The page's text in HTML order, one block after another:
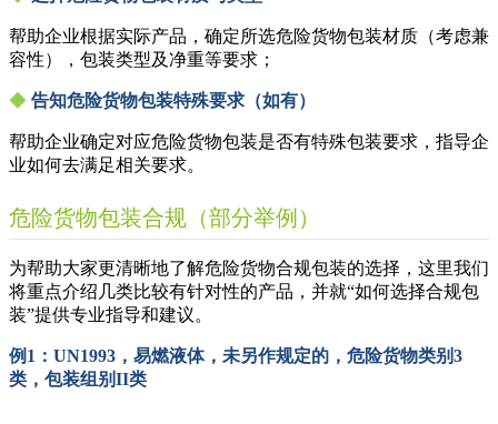
帮助企业根据实际产品，确定所选危险货物包装材质（考虑兼
容性），包装类型及净重等要求；
◆ 告知危险货物包装特殊要求（如有）
帮助企业确定对应危险货物包装是否有特殊包装要求，指导企
业如何去满足相关要求。
危险货物包装合规（部分举例）
为帮助大家更清晰地了解危险货物合规包装的选择，这里我们
将重点介绍几类比较有针对性的产品，并就“如何选择合规包
装”提供专业指导和建议。
例1：UN1993，易燃液体，未另作规定的，危险货物类别3
类，包装组别II类